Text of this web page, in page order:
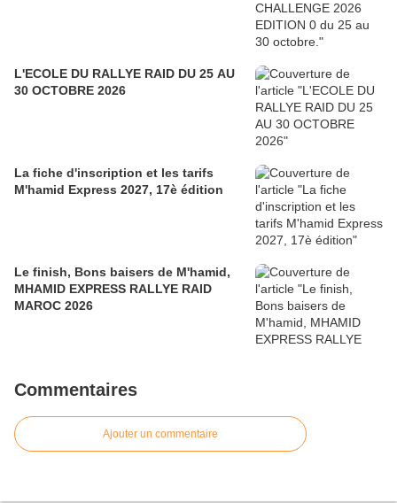
L'ECOLE DU RALLYE RAID DU 25 AU
30 OCTOBRE 2026
La fiche d'inscription et les tarifs
M'hamid Express 2027, 17è édition
Le finish, Bons baisers de M'hamid,
MHAMID EXPRESS RALLYE RAID
MAROC 2026
Commentaires
Ajouter un commentaire